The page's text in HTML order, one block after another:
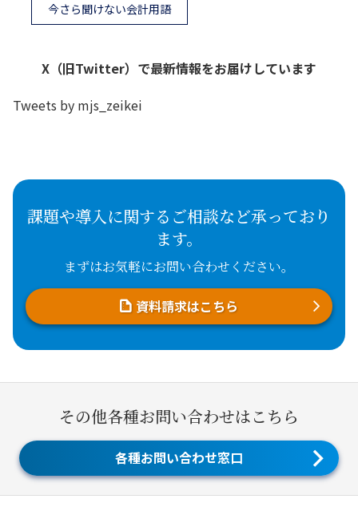
今さら聞けない会計用語
X（旧Twitter）で最新情報をお届けしています
Tweets by mjs_zeikei
課題や導入に関するご相談など承っており
ます。
まずはお気軽にお問い合わせください。
資料請求はこちら
その他各種お問い合わせはこちら
各種お問い合わせ窓口